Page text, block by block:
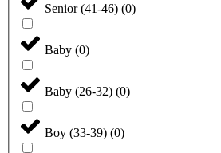
Senior (41-46) (0)
Baby (0)
Baby (26-32) (0)
Boy (33-39) (0)